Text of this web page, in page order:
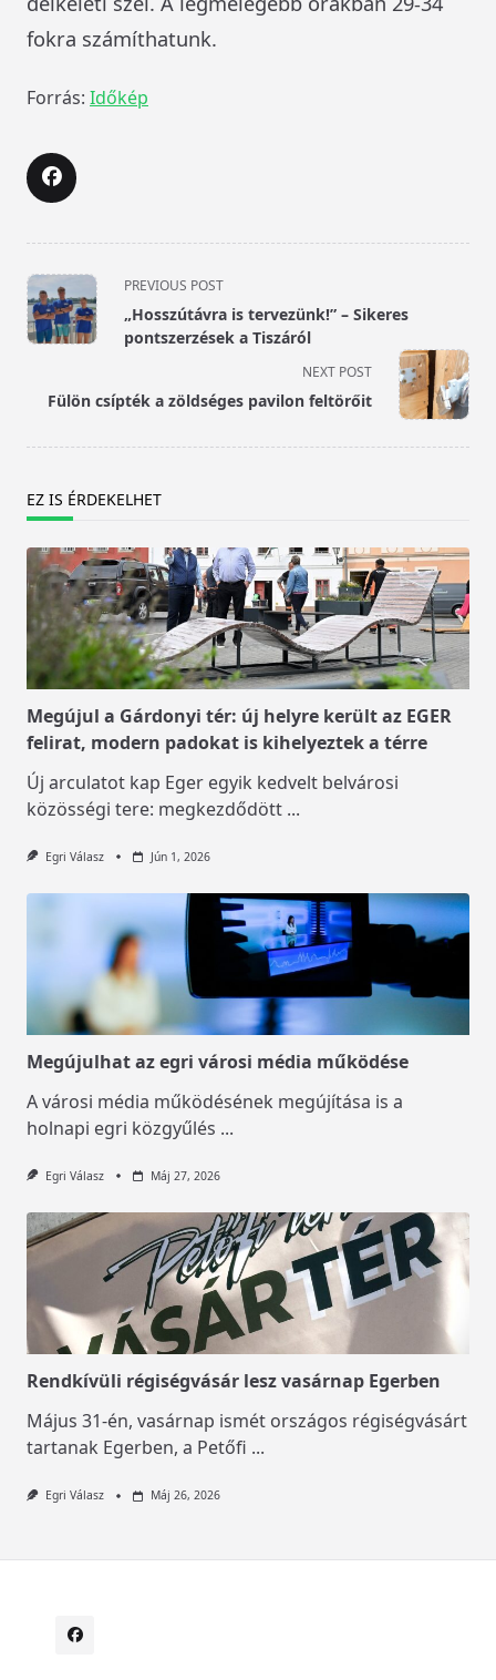
fokra számíthatunk.
Forrás: Időkép
<span
class="nav-
subtitle
reader-
text">Page</span>
PREVIOUS POST
„Hosszútávra is tervezünk!” – Sikeres
pontszerzések a Tiszáról
NEXT POST
Fülön csípték a zöldséges pavilon feltörőit
EZ IS ÉRDEKELHET
Megújul a Gárdonyi tér: új helyre került az EGER
felirat, modern padokat is kihelyeztek a térre
Új arculatot kap Eger egyik kedvelt belvárosi
közösségi tere: megkezdődött ...
Egri Válasz Jún 1, 2026
Megújulhat az egri városi média működése
A városi média működésének megújítása is a
holnapi egri közgyűlés ...
Egri Válasz Máj 27, 2026
Rendkívüli régiségvásár lesz vasárnap Egerben
Május 31-én, vasárnap ismét országos régiségvásárt
tartanak Egerben, a Petőfi ...
Egri Válasz Máj 26, 2026